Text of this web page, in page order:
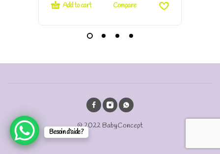
Add to cart Compare
© 2022 BabyConcept
Besoin d'aide?